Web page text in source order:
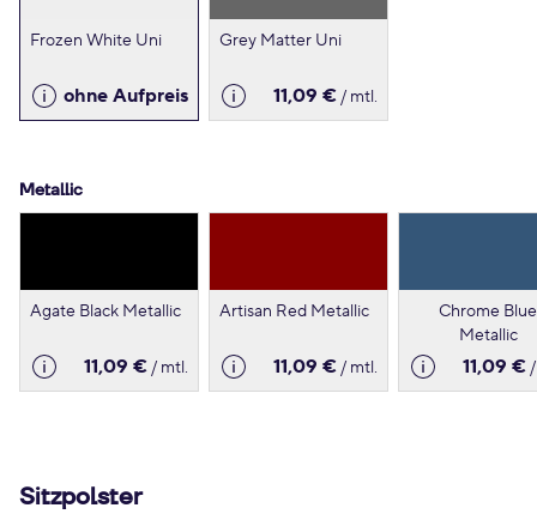
Frozen White Uni
ohne Aufpreis
Grey Matter Uni
11,09 €/ mtl.
Metallic
Agate Black Metallic
11,09 €/ mtl.
Artisan Red Metallic
11,09 €/ mtl.
Chrome Blue
Metallic
11,09 €
Sitzpolster